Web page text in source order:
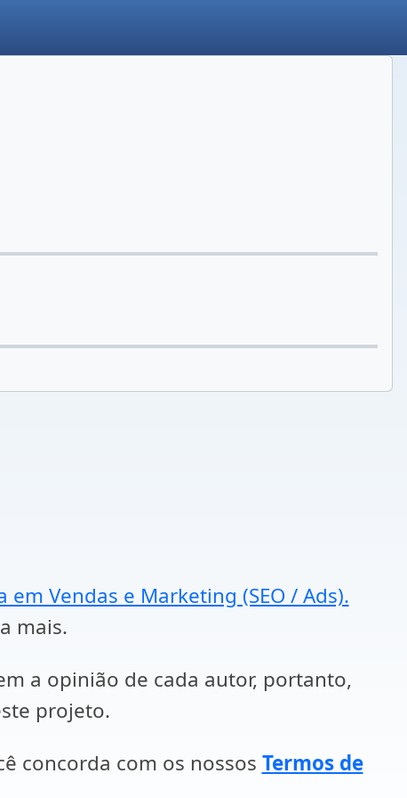
Vendas e Marketing (SEO / Ads).
mais.
a opinião de cada autor, portanto,
projeto.
concorda com os nossos Termos de